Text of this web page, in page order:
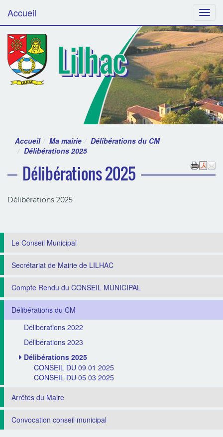
Menu
Accueil
Lilhac
Accueil Ma mairie
Délibérations du CM
Délibérations 2025
Délibérations 2025
Délibérations 2025
Le Conseil Municipal
Secrétariat de Mairie de LILHAC
Compte Rendu du CONSEIL MUNICIPAL
Délibérations du CM
Délibérations 2022
Délibérations 2023
Délibérations 2025
CONSEIL DU 09 01 2025
CONSEIL DU 05 03 2025
Arrêtés du Maire
Convocation conseil municipal